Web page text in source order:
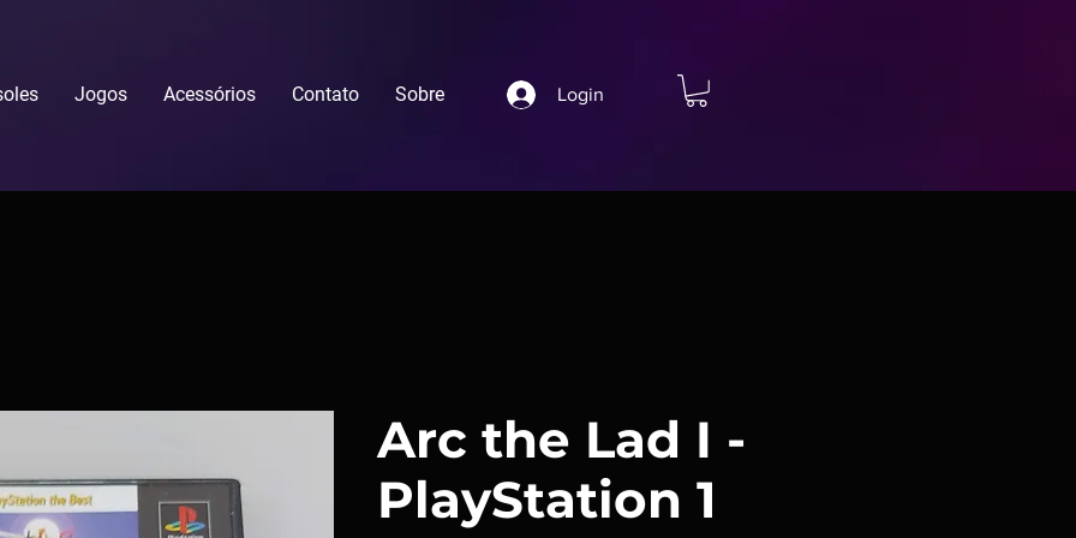
Jogos Acessórios Contato Sobre Login
Arc the Lad I -
PlayStation 1